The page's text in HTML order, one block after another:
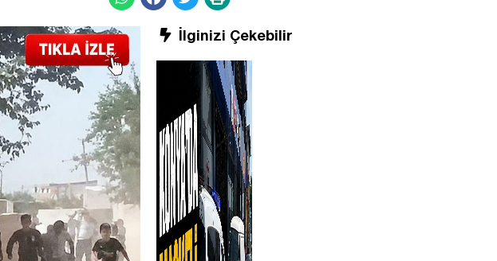
İlginizi Çekebilir